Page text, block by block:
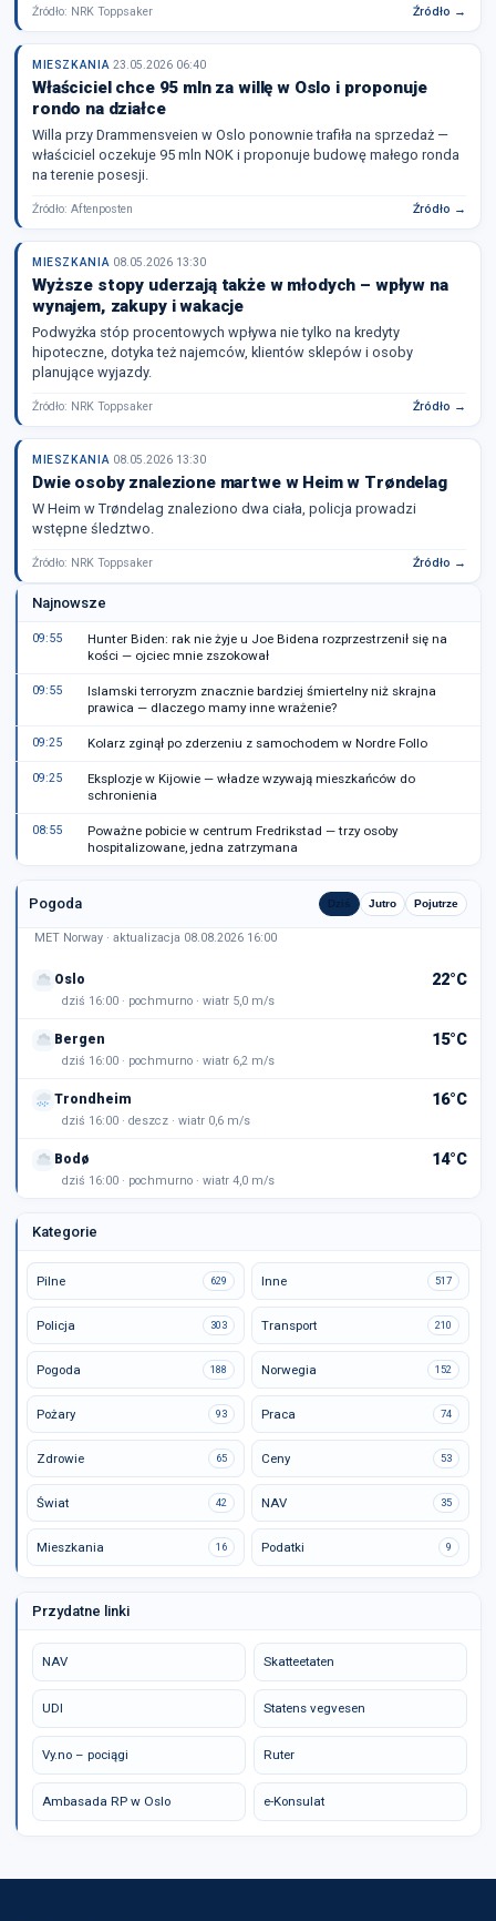
Źródło: NRK Toppsaker Źródło →
MIESZKANIA 23.05.2026 06:40
Właściciel chce 95 mln za willę w Oslo i proponuje
rondo na działce
Willa przy Drammensveien w Oslo ponownie trafiła na sprzedaż —
właściciel oczekuje 95 mln NOK i proponuje budowę małego ronda
na terenie posesji.
Źródło: Aftenposten Źródło →
MIESZKANIA 08.05.2026 13:30
Wyższe stopy uderzają także w młodych – wpływ na
wynajem, zakupy i wakacje
Podwyżka stóp procentowych wpływa nie tylko na kredyty
hipoteczne, dotyka też najemców, klientów sklepów i osoby
planujące wyjazdy.
Źródło: NRK Toppsaker Źródło →
MIESZKANIA 08.05.2026 13:30
Dwie osoby znalezione martwe w Heim w Trøndelag
W Heim w Trøndelag znaleziono dwa ciała, policja prowadzi
wstępne śledztwo.
Źródło: NRK Toppsaker Źródło →
Najnowsze
09:55
Hunter Biden: rak nie żyje u Joe Bidena rozprzestrzenił się na
kości — ojciec mnie zszokował
09:55
Islamski terroryzm znacznie bardziej śmiertelny niż skrajna
prawica — dlaczego mamy inne wrażenie?
09:25 Kolarz zginął po zderzeniu z samochodem w Nordre Follo
09:25
Eksplozje w Kijowie — władze wzywają mieszkańców do
schronienia
08:55
Poważne pobicie w centrum Fredrikstad — trzy osoby
hospitalizowane, jedna zatrzymana
Pogoda Dziś Jutro Pojutrze
MET Norway · aktualizacja 08.08.2026 16:00
Oslo 22°C
dziś 16:00 · pochmurno · wiatr 5,0 m/s
Bergen 15°C
dziś 16:00 · pochmurno · wiatr 6,2 m/s
Trondheim 16°C
dziś 16:00 · deszcz · wiatr 0,6 m/s
Bodø 14°C
dziś 16:00 · pochmurno · wiatr 4,0 m/s
Kategorie
Pilne 629 Inne 517
Policja 303 Transport 210
Pogoda 188 Norwegia 152
Pożary 93 Praca 74
Zdrowie 65 Ceny 53
Świat 42 NAV 35
Mieszkania 16 Podatki 9
Przydatne linki
NAV Skatteetaten
UDI Statens vegvesen
Vy.no – pociągi Ruter
Ambasada RP w Oslo e-Konsulat